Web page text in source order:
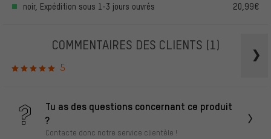
noir, Expédition sous 1-3 jours ouvrés 20,99€
COMMENTAIRES DES CLIENTS (1)
5
Tu as des questions concernant ce produit
?
Contacte donc notre service clientèle !